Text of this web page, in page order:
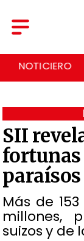
NACIONAL
SII
fortunas
Más de
millones,
suizos y de